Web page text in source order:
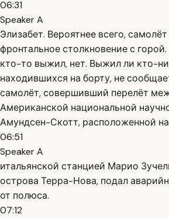
06:31
Speaker A
Элизабет. Вероятнее всего,
фронтальное столкновение с
кто-то выжил, нет. Выжил ли кто-
находившихся на борту, не
самолёт, совершивший перелёт
Американской национальной
Амундсен-Скотт, расположенной
06:51
Speaker A
итальянской станцией Марио
острова Терра-Нова, подал
от полюса.
07:12